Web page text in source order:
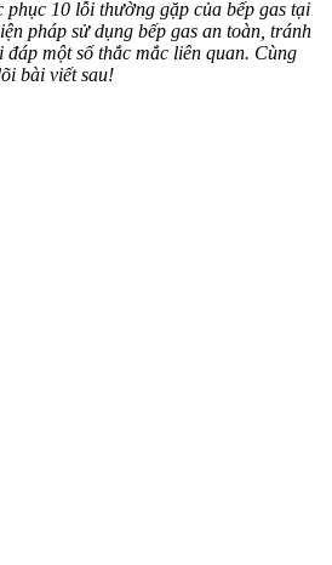
phục 10 lỗi thường gặp của bếp gas tại
pháp sử dụng bếp gas an toàn, tránh
một số thắc mắc liên quan. Cùng
bài viết sau!